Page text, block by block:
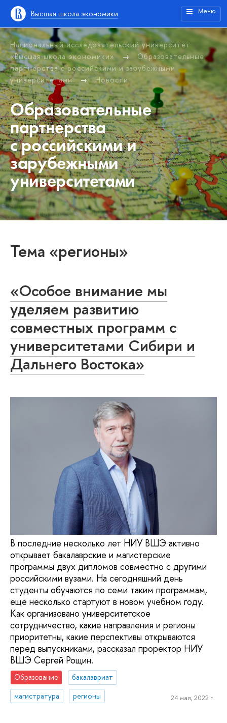
Высшая школа экономики Меню
Национальный исследовательский университет
«Высшая школа экономики»
Образовательные
партнерства с российскими и зарубежными
университетами
Новости
Образовательные
партнерства
с российскими и
зарубежными
университетами
Тема «регионы»
«Особое внимание мы
уделяем развитию
совместных программ с
университетами Сибири и
Дальнего Востока»
В последние несколько лет НИУ ВШЭ активно
открывает бакалаврские и магистерские
программы двух дипломов совместно с другими
российскими вузами. На сегодняшний день
студенты обучаются по семи таким программам,
еще несколько стартуют в новом учебном году.
Как организовано университетское
сотрудничество, какие направления и регионы
приоритетны, какие перспективы открываются
перед выпускниками, рассказал проректор НИУ
ВШЭ Сергей Рощин.
Образование
бакалавриат
магистратура
регионы 24 мая, 2022 г.